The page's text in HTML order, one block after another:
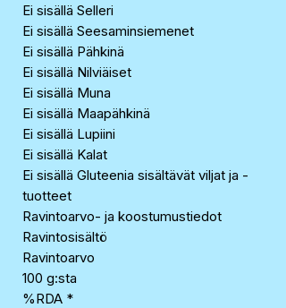
Ei sisällä Selleri
Ei sisällä Seesaminsiemenet
Ei sisällä Pähkinä
Ei sisällä Nilviäiset
Ei sisällä Muna
Ei sisällä Maapähkinä
Ei sisällä Lupiini
Ei sisällä Kalat
Ei sisällä Gluteenia sisältävät viljat ja -
tuotteet
Ravintoarvo- ja koostumustiedot
Ravintosisältö
Ravintoarvo
100 g:sta
%RDA *